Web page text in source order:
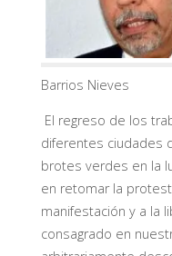
Barrios Nieves
El regreso de los
diferentes ciudades
brotes verdes en la
en retomar la
manifestación y a la
consagrado en